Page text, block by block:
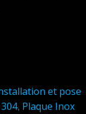
et pose
, Plaque Inox